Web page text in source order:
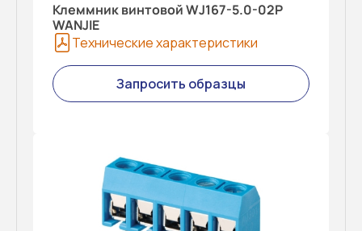
Клеммник винтовой WJ167-5.0-02P
WANJIE
Технические характеристики
Запросить образцы